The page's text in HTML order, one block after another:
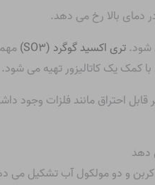
بالا رخ می دهد.
شود.تری اکسید گوگرد (SO۳ )
احتراق مانند فلزات وجود
و دو مولکول آب تشکیل می